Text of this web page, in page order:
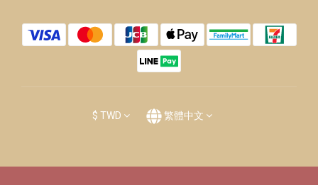
$ TWD 繁體中文